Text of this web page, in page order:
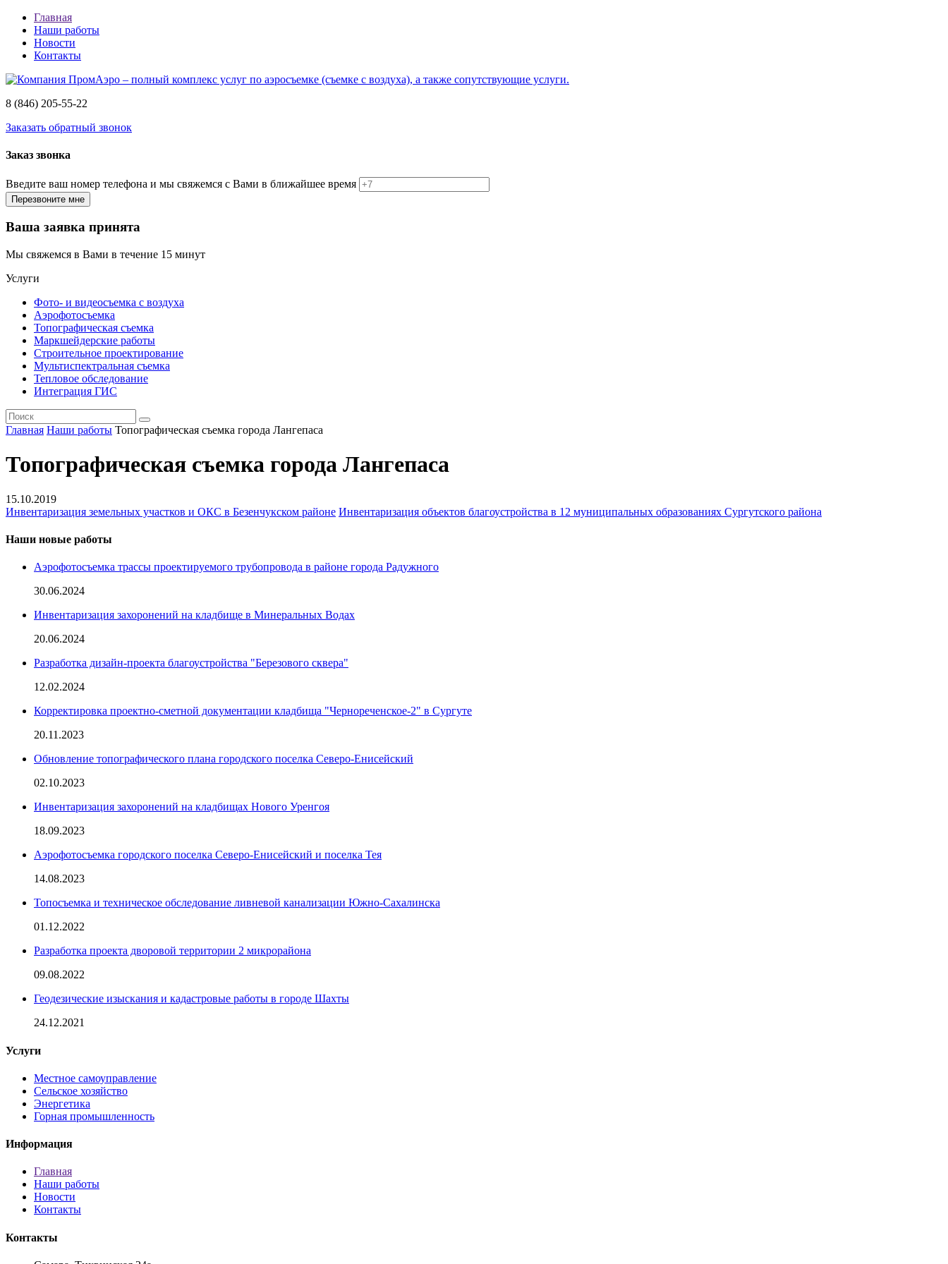
Главная
Наши работы
Новости
Контакты
8 (846) 205-55-22
Заказать обратный звонок
Заказ звонка
Введите ваш номер телефона и мы свяжемся с Вами в ближайшее время
Ваша заявка принята
Мы свяжемся в Вами в течение 15 минут
Услуги
Фото- и видеосъемка с воздуха
Аэрофотосъемка
Топографическая съемка
Маркшейдерские работы
Строительное проектирование
Мультиспектральная съемка
Тепловое обследование
Интеграция ГИС
Главная Наши работы Топографическая съемка города Лангепаса
Топографическая съемка города Лангепаса
15.10.2019
Инвентаризация земельных участков и ОКС в Безенчукском районе Инвентаризация объектов благоустройства в 12 муниципальных образованиях Сургутского района
Наши новые работы
Аэрофотосъемка трассы проектируемого трубопровода в районе города Радужного
30.06.2024
Инвентаризация захоронений на кладбище в Минеральных Водах
20.06.2024
Разработка дизайн-проекта благоустройства "Березового сквера"
12.02.2024
Корректировка проектно-сметной документации кладбища "Чернореченское-2" в Сургуте
20.11.2023
Обновление топографического плана городского поселка Северо-Енисейский
02.10.2023
Инвентаризация захоронений на кладбищах Нового Уренгоя
18.09.2023
Аэрофотосъемка городского поселка Северо-Енисейский и поселка Тея
14.08.2023
Топосъемка и техническое обследование ливневой канализации Южно-Сахалинска
01.12.2022
Разработка проекта дворовой территории 2 микрорайона
09.08.2022
Геодезические изыскания и кадастровые работы в городе Шахты
24.12.2021
Услуги
Местное самоуправление
Сельское хозяйство
Энергетика
Горная промышленность
Информация
Главная
Наши работы
Новости
Контакты
Контакты